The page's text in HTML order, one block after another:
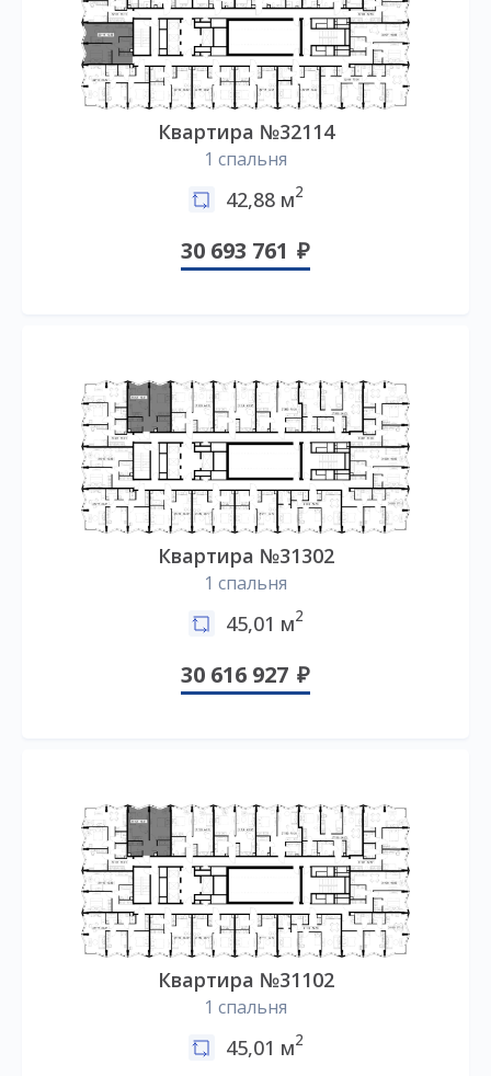
Квартира №32114
1 спальня
42,88 м2
30 693 761
Квартира №31302
1 спальня
45,01 м2
30 616 927
Квартира №31102
1 спальня
45,01 м2